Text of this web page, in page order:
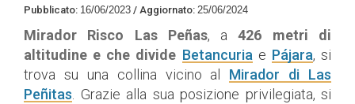
Pubblicato: 16/06/2023 / Aggiornato: 25/06/2024
Mirador Risco Las Peñas, a426 metri di
altitudine e che divide Betancuria e Pájara, si
trova su una collina vicino al Mirador di Las
Peñitas . Grazie alla sua posizione privilegiata, si